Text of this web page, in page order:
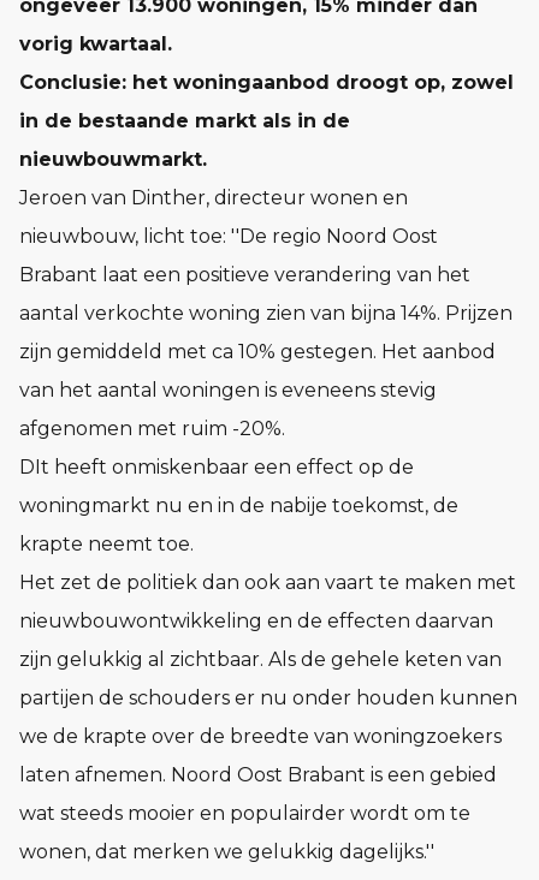
ongeveer 13.900 woningen, 15% minder dan
vorig kwartaal.
Conclusie: het woningaanbod droogt op, zowel
in de bestaande markt als in de
nieuwbouwmarkt.
Jeroen van Dinther, directeur wonen en
nieuwbouw, licht toe: ''De regio Noord Oost
Brabant laat een positieve verandering van het
aantal verkochte woning zien van bijna 14%. Prijzen
zijn gemiddeld met ca 10% gestegen. Het aanbod
van het aantal woningen is eveneens stevig
afgenomen met ruim -20%.
DIt heeft onmiskenbaar een effect op de
woningmarkt nu en in de nabije toekomst, de
krapte neemt toe.
Het zet de politiek dan ook aan vaart te maken met
nieuwbouwontwikkeling en de effecten daarvan
zijn gelukkig al zichtbaar. Als de gehele keten van
partijen de schouders er nu onder houden kunnen
we de krapte over de breedte van woningzoekers
laten afnemen. Noord Oost Brabant is een gebied
wat steeds mooier en populairder wordt om te
wonen, dat merken we gelukkig dagelijks.''